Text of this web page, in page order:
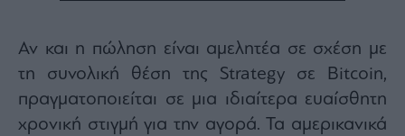
Αν και η πώληση είναι αμελητέα σε σχέση με
τη συνολική θέση της Strategy σε Bitcoin,
πραγματοποιείται σε μια ιδιαίτερα ευαίσθητη
χρονική στιγμή για την αγορά. Τα αμερικανικά